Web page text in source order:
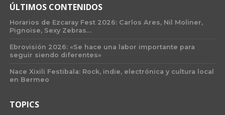
ÚLTIMOS CONTENIDOS
Horarios de Ezcaray Fest 2026: Carlos Ares, Nil Moliner,
Pignoise, Sexy Zebras…
Ebrovisión 2026: «Se hace una labor importante para
seguir siendo diferentes»
Nace Xixili Festibala: Rock, indie, electrónica y cultura local
en Bermeo
TOPICS